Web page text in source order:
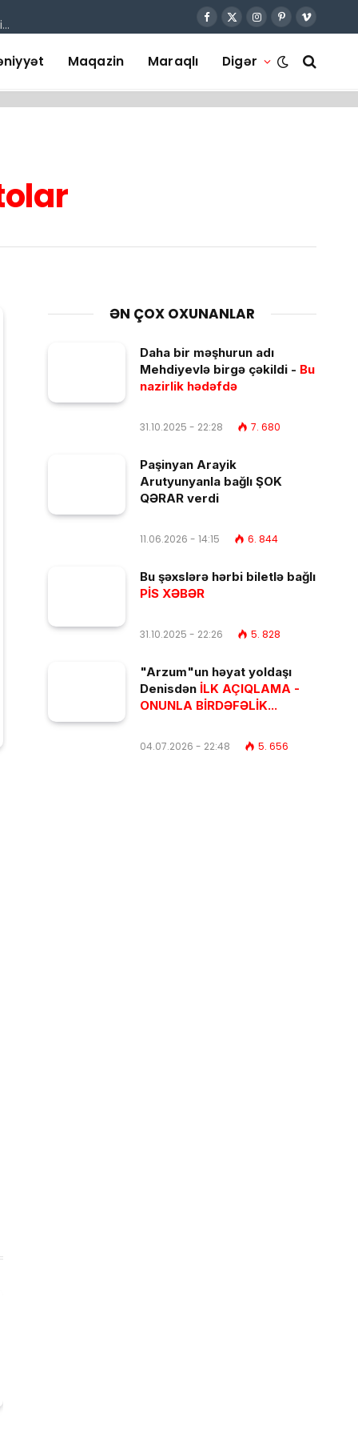
“Gömrük Komitəsinin məktubunda yazılanlar hüquq prinsiplərinin açıq pozulmasıdır” Facebook
X
Instagram
Pinterest
Vimeo
Maqazin Maraqlı Digər
ƏN ÇOX OXUNANLAR
Daha bir məşhurun adı
Mehdiyevlə birgə çəkildi - Bu
nazirlik hədəfdə
31.10.2025 - 22:28 7. 680
Paşinyan Arayik
Arutyunyanla bağlı ŞOK
QƏRAR verdi
11.06.2026 - 14:15 6. 844
Bu şəxslərə hərbi biletlə bağlı
PİS XƏBƏR
31.10.2025 - 22:26 5. 828
"Arzum"un həyat yoldaşı
Denisdən İLK AÇIQLAMA -
ONUNLA BİRDƏFƏLİK...
04.07.2026 - 22:48 5. 656